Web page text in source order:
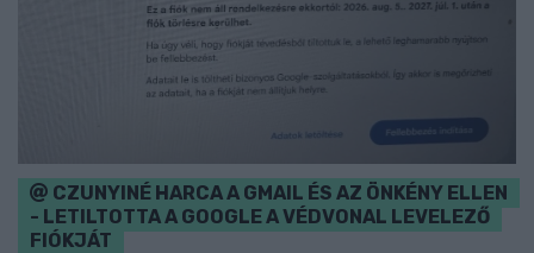
CZUNYINÉ HARCA A GMAIL ÉS AZ ÖNKÉNY ELLEN
- LETILTOTTA A GOOGLE A VÉDVONAL LEVELEZŐ
FIÓKJÁT